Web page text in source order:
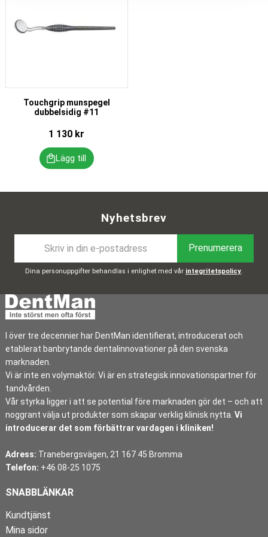
Touchgrip munspegel
dubbelsidig #11
1 130 kr
Nyhetsbrev
Prenumerera
Dina personuppgifter behandlas i enlighet med vår integritetspolicy.
I över tre decennier har DentMan identifierat, introducerat och
etablerat banbrytande dentalinnovationer på den svenska
marknaden.
Vi är inte en volymaktör. Vi är en strategisk innovationspartner för
tandvården.
Vår styrka ligger i att se potential före marknaden gör det – och att
noggrant välja ut produkter som skapar verklig klinisk nytta. Vi
introducerar det som förbättrar vardagen i kliniken!
Adress: Tranebergsvägen, 21 167 45 Bromma
Telefon: +46 08-25 1075
SNABBLÄNKAR
Kundtjänst
Mina sidor